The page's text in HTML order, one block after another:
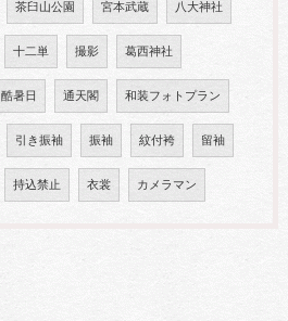
茶臼山公園 宮本武蔵 八大神社
十二単 撮影 葛西神社
酷暑日 通天閣 和装フォトプラン
引き振袖 振袖 紋付袴 留袖
持込禁止 衣裳 カメラマン